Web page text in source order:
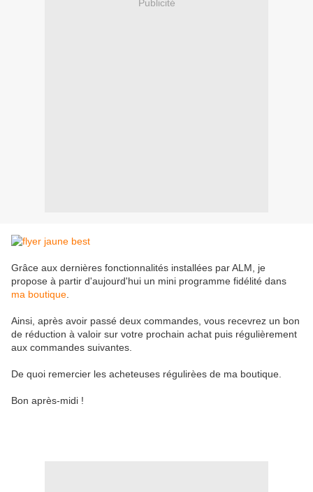
Publicité
Grâce aux dernières fonctionnalités installées par ALM, je
propose à partir d'aujourd'hui un mini programme fidélité dans
ma boutique
Ainsi, après avoir passé deux commandes, vous recevrez un bon
de réduction à valoir sur votre prochain achat puis régulièrement
aux commandes suivantes.
De quoi remercier les acheteuses régulirèes de ma boutique.
Bon après-midi !